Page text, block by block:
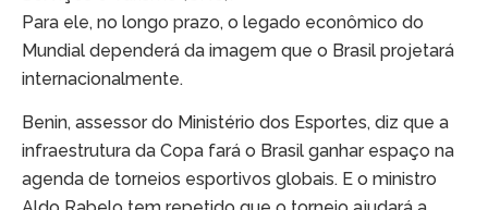
Para ele, no longo prazo, o legado econômico do
Mundial dependerá da imagem que o Brasil projetará
internacionalmente.
Benin, assessor do Ministério dos Esportes, diz que a
infraestrutura da Copa fará o Brasil ganhar espaço na
agenda de torneios esportivos globais. E o ministro